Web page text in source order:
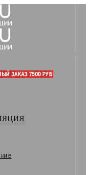
ЗАКАЗ 7500 РУБ